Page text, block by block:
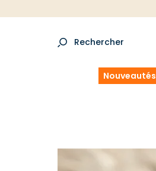
Rechercher
Nouveautés